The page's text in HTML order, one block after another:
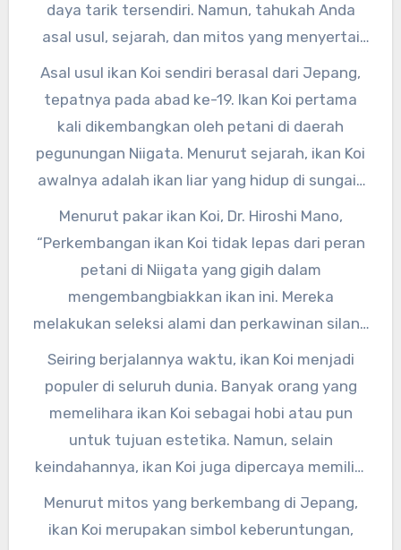
daya tarik tersendiri. Namun, tahukah Anda
asal usul, sejarah, dan mitos yang menyertai
ikan Koi ini? Mari kita mengenal lebih dekat ikan
Koi: Asal Usul, Sejarah, dan Mitosnya.
Asal usul ikan Koi sendiri berasal dari Jepang,
tepatnya pada abad ke-19. Ikan Koi pertama
kali dikembangkan oleh petani di daerah
pegunungan Niigata. Menurut sejarah, ikan Koi
awalnya adalah ikan liar yang hidup di sungai-
sungai Jepang. Namun, melalui perkawinan
silang dan seleksi alami, lahirlah ikan Koi yang
memiliki warna dan pola yang indah.
Menurut pakar ikan Koi, Dr. Hiroshi Mano,
“Perkembangan ikan Koi tidak lepas dari peran
petani di Niigata yang gigih dalam
mengembangbiakkan ikan ini. Mereka
melakukan seleksi alami dan perkawinan silang
untuk mendapatkan ikan Koi yang memiliki
warna dan pola yang unik.”
Seiring berjalannya waktu, ikan Koi menjadi
populer di seluruh dunia. Banyak orang yang
memelihara ikan Koi sebagai hobi atau pun
untuk tujuan estetika. Namun, selain
keindahannya, ikan Koi juga dipercaya memiliki
makna dan mitos tersendiri.
Menurut mitos yang berkembang di Jepang,
ikan Koi merupakan simbol keberuntungan,